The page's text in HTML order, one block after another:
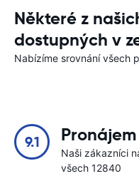
Některé z
dostupných v
Nabízíme srovnání všech
9.1
Naši zákazníci
všech 12840